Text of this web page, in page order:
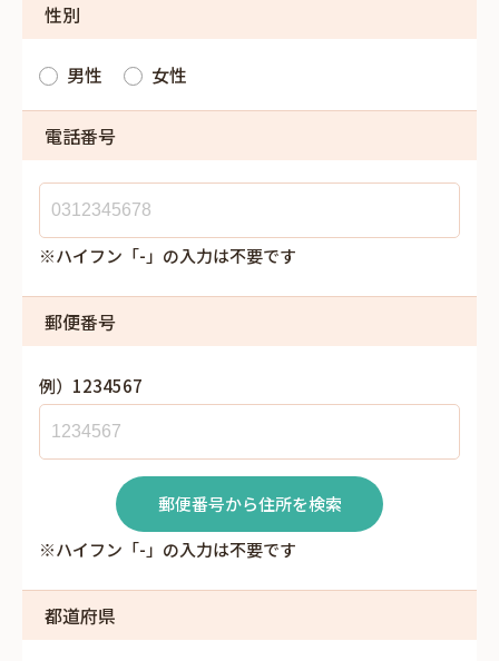
性別
男性 女性
電話番号
※ハイフン「-」の入力は不要です
郵便番号
例）1234567
郵便番号から住所を検索
※ハイフン「-」の入力は不要です
都道府県